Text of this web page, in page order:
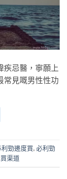
疾忌醫，寧願上
常見嘅男性性功
利勁邊度買,必利勁
渠道